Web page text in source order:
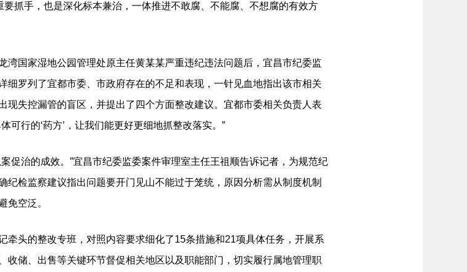
抓手，也是深化标本兼治，一体推进不敢腐、不能腐、不想腐的有效方
国家湿地公园管理处原主任黄某某严重违纪违法问题后，宜昌市纪委监
细罗列了宜都市委、市政府存在的不足和表现，一针见血地指出该市相关
现失控漏管的盲区，并提出了四个方面整改建议。宜都市委相关负责人表
可行的‘药方’，让我们能更好更细地抓整改落实。”
治的成效。”宜昌市纪委监委案件审理室主任王祖顺告诉记者，为规范纪
检监察建议指出问题要开门见山不能过于笼统，原因分析需从制度机制
免空泛。
头的整改专班，对照内容要求细化了15条措施和21项具体任务，开展系
收储、出售等关键环节督促相关地区以及职能部门，切实履行属地管理职